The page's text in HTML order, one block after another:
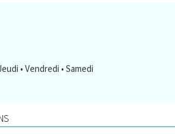
• Vendredi • Samedi